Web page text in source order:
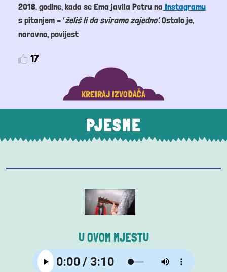
2018. godine, kada se Ema javila Petru na Instagramu
s pitanjem – ‘želiš li da sviramo zajedno’.Ostalo je,
naravno, povijest
17
KREIRAJ IZVOĐAČA
PJESME
U OVOM MJESTU